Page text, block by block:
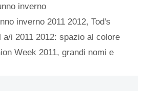
inverno
inverno 2011 2012,Tod's
a/i 2011 2012: spazio al colore
Week 2011, grandi nomi e